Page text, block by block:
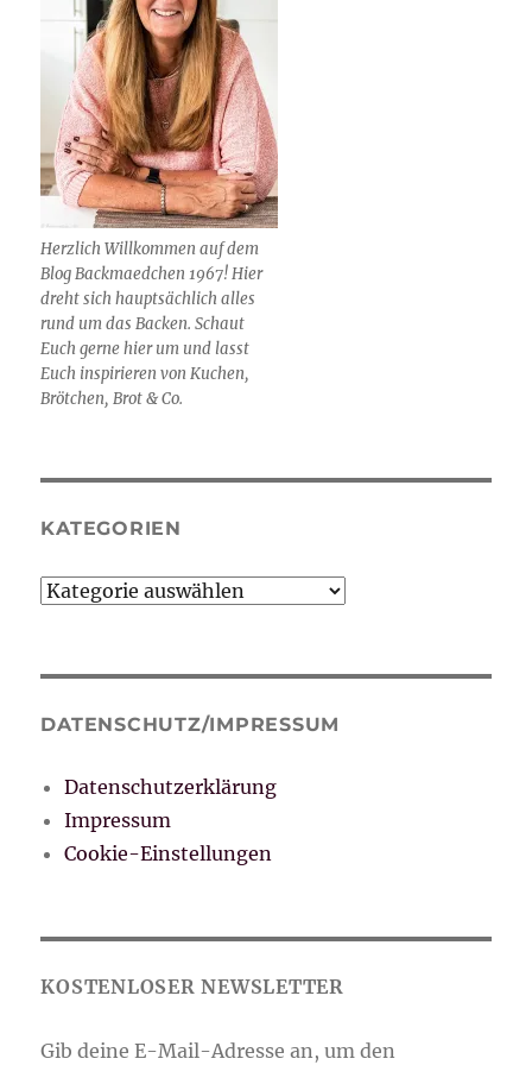
Herzlich Willkommen auf dem
Blog Backmaedchen 1967! Hier
dreht sich hauptsächlich alles
rund um das Backen. Schaut
Euch gerne hier um und lasst
Euch inspirieren von Kuchen,
Brötchen, Brot & Co.
KATEGORIEN
Kategorien
DATENSCHUTZ/IMPRESSUM
Datenschutzerklärung
Impressum
Cookie-Einstellungen